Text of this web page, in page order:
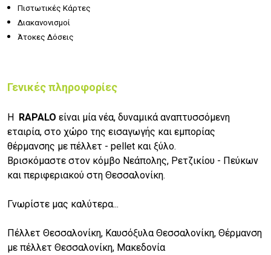
Πιστωτικές Κάρτες
Διακανονισμοί
Άτοκες Δόσεις
Γενικές πληροφορίες
Η RAPALO είναι μία νέα, δυναμικά αναπτυσσόμενη
εταιρία, στο χώρο της εισαγωγής και εμπορίας
θέρμανσης με πέλλετ - pellet και ξύλο.
Βρισκόμαστε στον κόμβο Νεάπολης, Ρετζικίου - Πεύκων
και περιφεριακού στη Θεσσαλονίκη.
Γνωρίστε μας καλύτερα...
Πέλλετ Θεσσαλονίκη, Καυσόξυλα Θεσσαλονίκη, Θέρμανση
με πέλλετ Θεσσαλονίκη, Μακεδονία